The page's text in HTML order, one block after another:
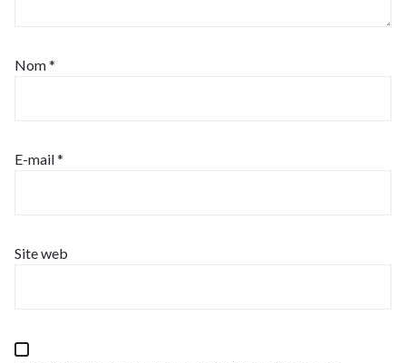
Nom*
E-mail*
Site web